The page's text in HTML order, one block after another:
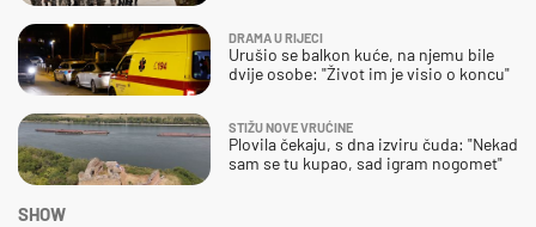
DRAMA U RIJECI
Urušio se balkon kuće, na njemu bile
dvije osobe: "Život im je visio o koncu"
STIŽU NOVE VRUĆINE
Plovila čekaju, s dna izviru čuda: "Nekad
sam se tu kupao, sad igram nogomet"
SHOW